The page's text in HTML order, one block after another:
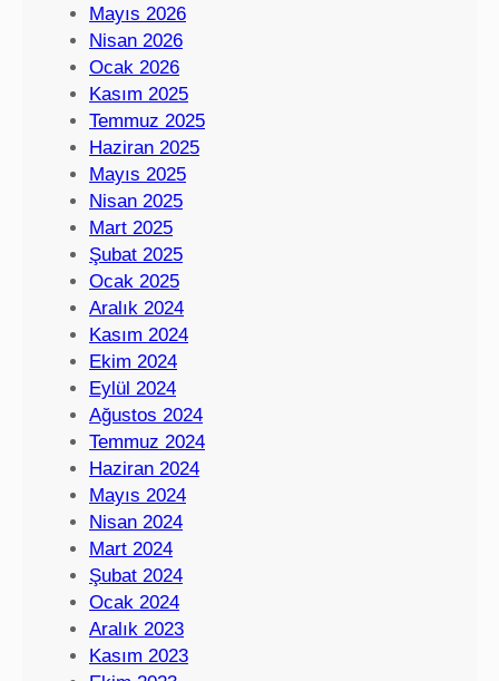
Mayıs 2026
Nisan 2026
Ocak 2026
Kasım 2025
Temmuz 2025
Haziran 2025
Mayıs 2025
Nisan 2025
Mart 2025
Şubat 2025
Ocak 2025
Aralık 2024
Kasım 2024
Ekim 2024
Eylül 2024
Ağustos 2024
Temmuz 2024
Haziran 2024
Mayıs 2024
Nisan 2024
Mart 2024
Şubat 2024
Ocak 2024
Aralık 2023
Kasım 2023